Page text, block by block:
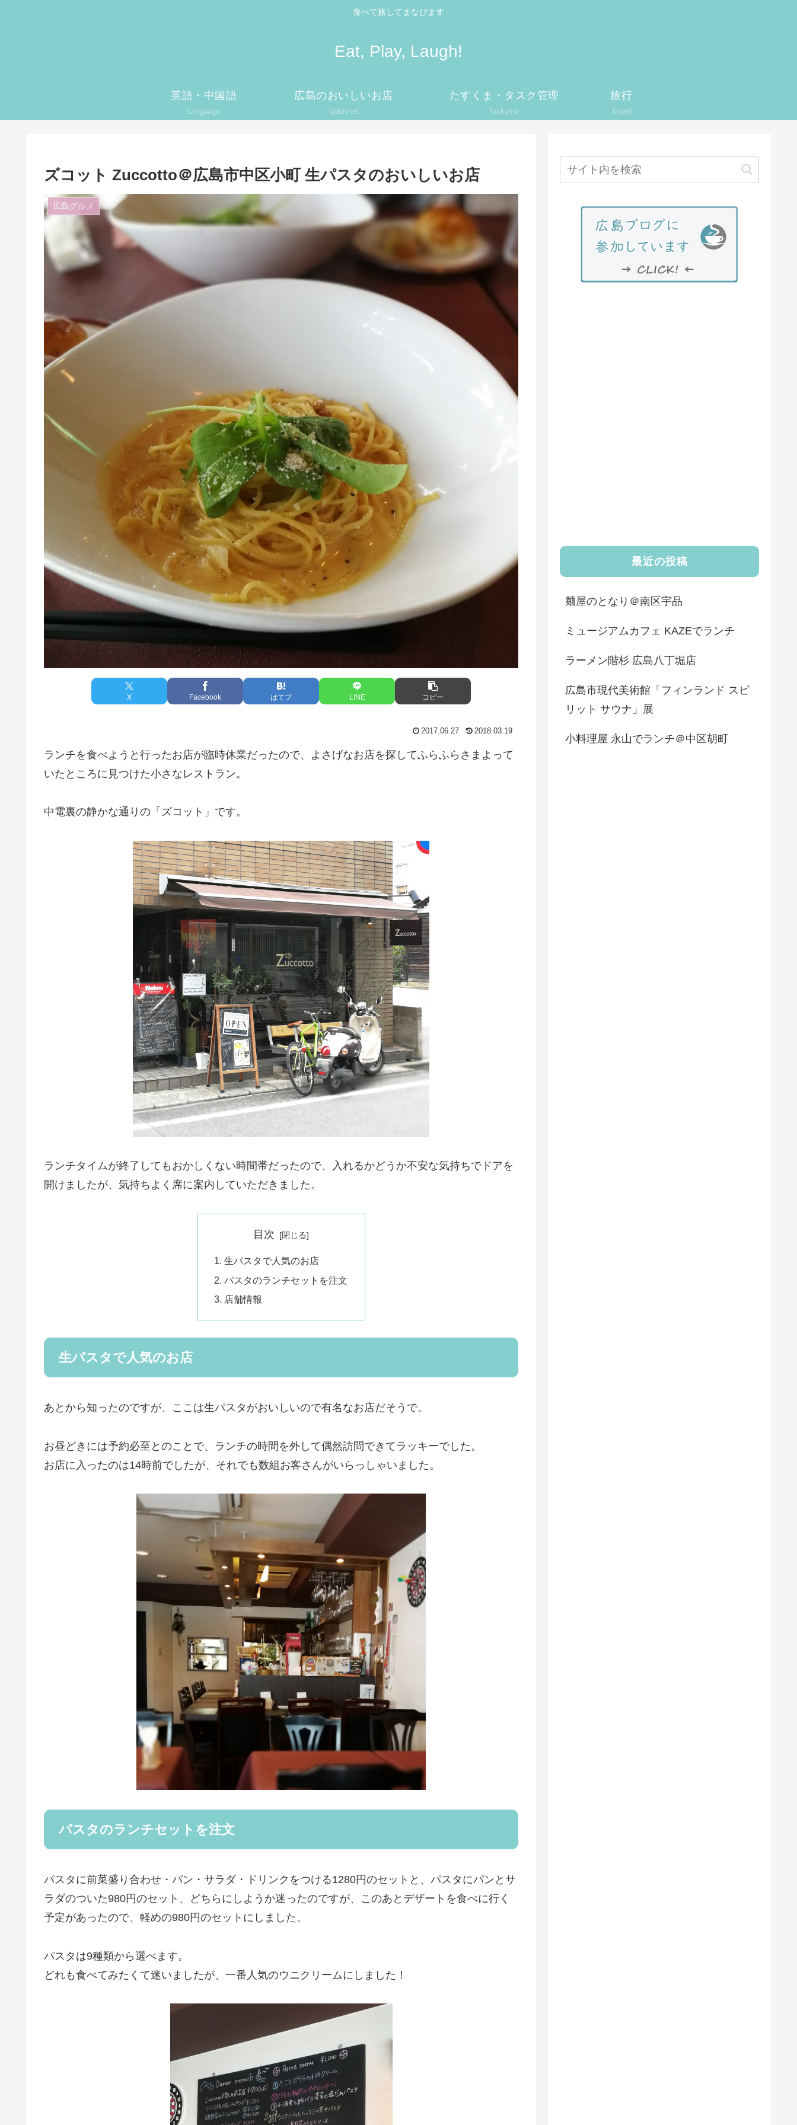
食べて旅してまなびます
Eat, Play, Laugh!
英語・中国語
Language
広島のおいしいお店
Gourmet
たすくま・タスク管理
Taskuma
旅行
Travel
ズコット Zuccotto＠広島市中区小町 生パスタのおいしいお店
広島グルメ
X Facebook はてブ LINE コピー
2017.06.27 2018.03.19
ランチを食べようと行ったお店が臨時休業だったので、よさげなお店を探してふらふらさまよって
いたところに見つけた小さなレストラン。
中電裏の静かな通りの「ズコット」です。
ランチタイムが終了してもおかしくない時間帯だったので、入れるかどうか不安な気持ちでドアを
開けましたが、気持ちよく席に案内していただきました。
目次
生パスタで人気のお店
パスタのランチセットを注文
店舗情報
生パスタで人気のお店
あとから知ったのですが、ここは生パスタがおいしいので有名なお店だそうで。
お昼どきには予約必至とのことで、ランチの時間を外して偶然訪問できてラッキーでした。
お店に入ったのは14時前でしたが、それでも数組お客さんがいらっしゃいました。
パスタのランチセットを注文
パスタに前菜盛り合わせ・パン・サラダ・ドリンクをつける1280円のセットと、パスタにパンとサ
ラダのついた980円のセット、どちらにしようか迷ったのですが、このあとデザートを食べに行く
予定があったので、軽めの980円のセットにしました。
パスタは9種類から選べます。
どれも食べてみたくて迷いましたが、一番人気のウニクリームにしました！
最近の投稿
麺屋のとなり＠南区宇品
ミュージアムカフェ KAZEでランチ
ラーメン階杉 広島八丁堀店
広島市現代美術館「フィンランド スピ
リット サウナ」展
小料理屋 永山でランチ＠中区胡町